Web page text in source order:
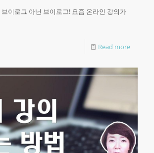
이로그 아닌 브이로그! 요즘 온라인 강의가
Read more